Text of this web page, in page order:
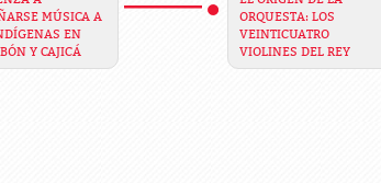
MÚSICA A
EN
Y CAJICÁ
ORQUESTA: LOS
VEINTICUATRO
VIOLINES DEL REY